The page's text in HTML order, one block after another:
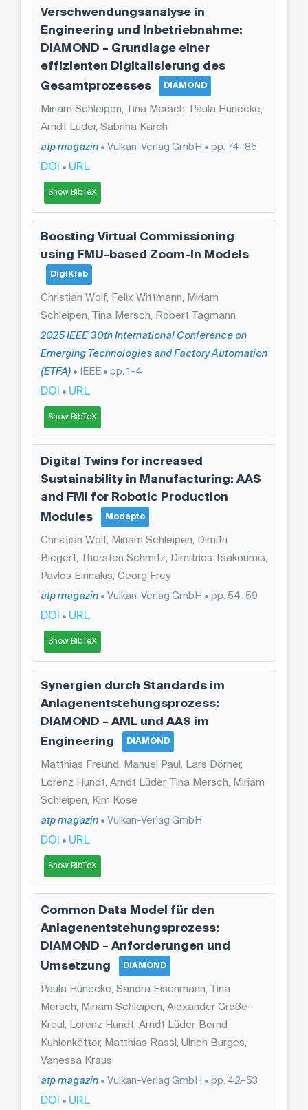
Verschwendungsanalyse in
Engineering und Inbetriebnahme:
DIAMOND – Grundlage einer
effizienten Digitalisierung des
Gesamtprozesses
DIAMOND
Miriam Schleipen, Tina Mersch, Paula Hünecke,
Arndt Lüder, Sabrina Karch
atp magazin • Vulkan-Verlag GmbH • pp. 74–85
DOI • URL
Show BibTeX
Boosting Virtual Commissioning
using FMU-based Zoom-In Models
DigiKleb
Christian Wolf, Felix Wittmann, Miriam
Schleipen, Tina Mersch, Robert Tagmann
2025 IEEE 30th International Conference on
Emerging Technologies and Factory Automation
(ETFA) • IEEE • pp. 1-4
DOI • URL
Show BibTeX
Digital Twins for increased
Sustainability in Manufacturing: AAS
and FMI for Robotic Production
Modules
Modapto
Christian Wolf, Miriam Schleipen, Dimitri
Biegert, Thorsten Schmitz, Dimitrios Tsakoumis,
Pavlos Eirinakis, Georg Frey
atp magazin • Vulkan-Verlag GmbH • pp. 54-59
DOI • URL
Show BibTeX
Synergien durch Standards im
Anlagenentstehungsprozess:
DIAMOND – AML und AAS im
Engineering
DIAMOND
Matthias Freund, Manuel Paul, Lars Dörner,
Lorenz Hundt, Arndt Lüder, Tina Mersch, Miriam
Schleipen, Kim Kose
atp magazin • Vulkan-Verlag GmbH
DOI • URL
Show BibTeX
Common Data Model für den
Anlagenentstehungsprozess:
DIAMOND – Anforderungen und
Umsetzung
DIAMOND
Paula Hünecke, Sandra Eisenmann, Tina
Mersch, Miriam Schleipen, Alexander Große-
Kreul, Lorenz Hundt, Arndt Lüder, Bernd
Kuhlenkötter, Matthias Rassl, Ulrich Burges,
Vanessa Kraus
atp magazin • Vulkan-Verlag GmbH • pp. 42–53
DOI • URL